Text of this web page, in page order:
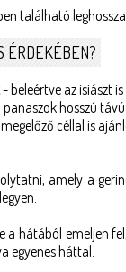
található
ÉRDEKÉBEN?
- beleértve az isiászt
hosszú
céllal is
amely a
a hátából emeljen
egyenes háttal.